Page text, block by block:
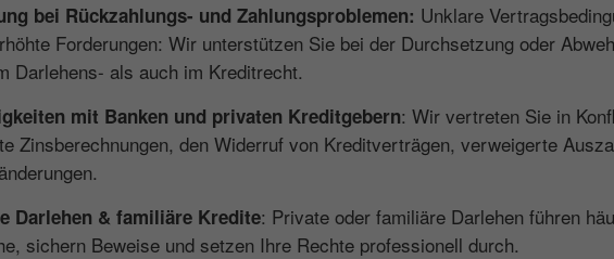
bei Rückzahlungs- und Zahlungsproblemen: Unklare
Forderungen: Wir unterstützen Sie bei der Durchsetzung oder
Darlehens- als auch im Kreditrecht.
mit Banken und privaten Kreditgebern: Wir vertreten Sie in
Zinsberechnungen, den Widerruf von Kreditverträgen, verweigerte
Darlehen & familiäre Kredite: Private oder familiäre Darlehen führen
sichern Beweise und setzen Ihre Rechte professionell durch.